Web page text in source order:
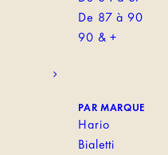
De 87 à 90
90 & +
PAR MARQUE
Hario
Bialetti